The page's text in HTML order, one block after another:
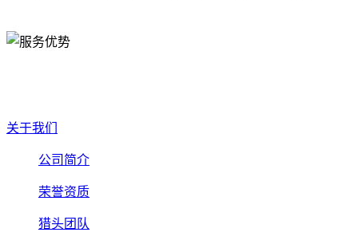
关于我们
公司简介
荣誉资质
猎头团队